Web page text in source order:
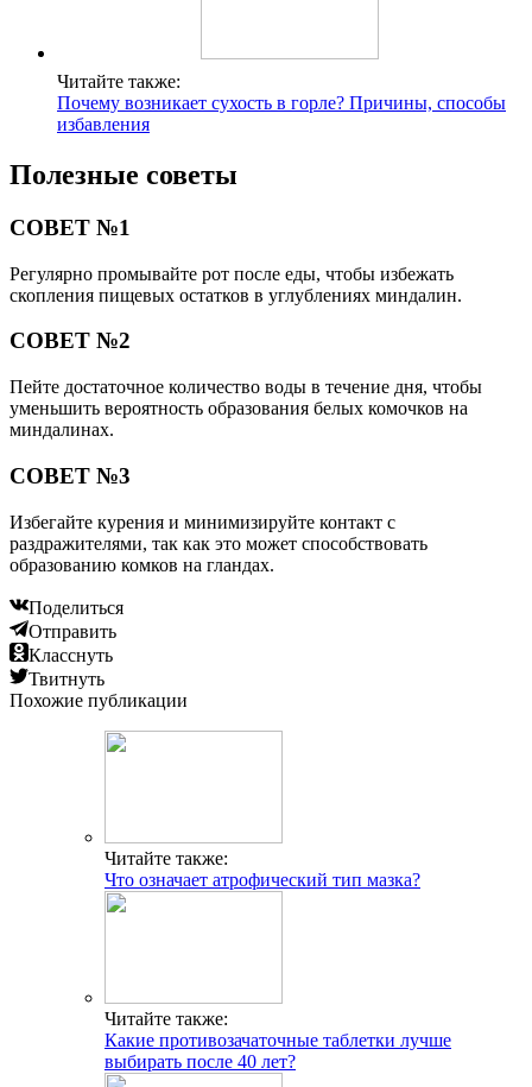
Читайте также:
Почему возникает сухость в горле? Причины, способы
избавления
Полезные советы
СОВЕТ №1
Регулярно промывайте рот после еды, чтобы избежать
скопления пищевых остатков в углублениях миндалин.
СОВЕТ №2
Пейте достаточное количество воды в течение дня, чтобы
уменьшить вероятность образования белых комочков на
миндалинах.
СОВЕТ №3
Избегайте курения и минимизируйте контакт с
раздражителями, так как это может способствовать
образованию комков на гландах.
Поделиться
Отправить
Класснуть
Твитнуть
Похожие публикации
Читайте также:
Что означает атрофический тип мазка?
Читайте также:
Какие противозачаточные таблетки лучше
выбирать после 40 лет?